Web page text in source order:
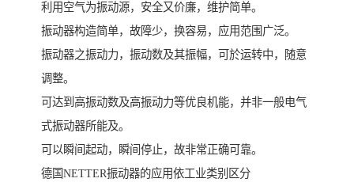
利用空气为振动源，安全又价廉，维护简单。
振动器构造简单，故障少，换容易，应用范围广泛。
振动器之振动力，振动数及其振幅，可於运转中，随意
调整。
可达到高振动数及高振动力等优良机能，并非一般电气
式振动器所能及。
可以瞬间起动，瞬间停止，故非常正确可靠。
德国NETTER振动器的应用依工业类别区分